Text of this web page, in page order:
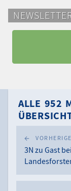
ALLE 952
3N zu Gast